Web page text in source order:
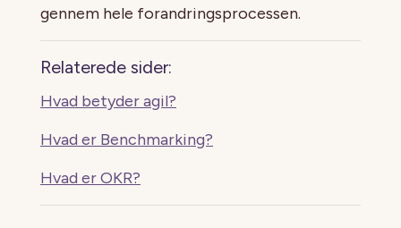
gennem hele forandringsprocessen.
Relaterede sider:
Hvad betyder agil?
Hvad er Benchmarking?
Hvad er OKR?